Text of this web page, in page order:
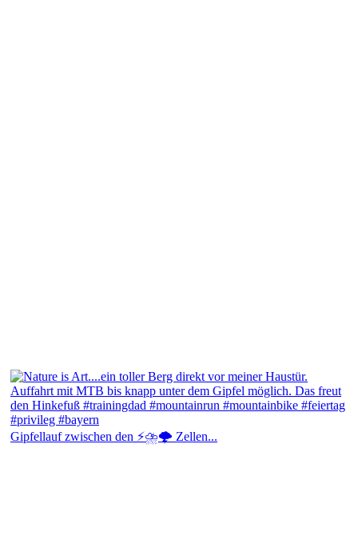
Gipfellauf zwischen den ⚡⛈️🌩️ Zellen...